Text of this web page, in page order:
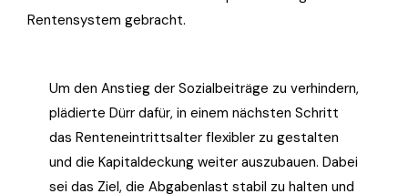
Rentensystem gebracht.
Um den Anstieg der Sozialbeiträge zu verhindern,
plädierte Dürr dafür, in einem nächsten Schritt
das Renteneintrittsalter flexibler zu gestalten
und die Kapitaldeckung weiter auszubauen. Dabei
sei das Ziel, die Abgabenlast stabil zu halten und